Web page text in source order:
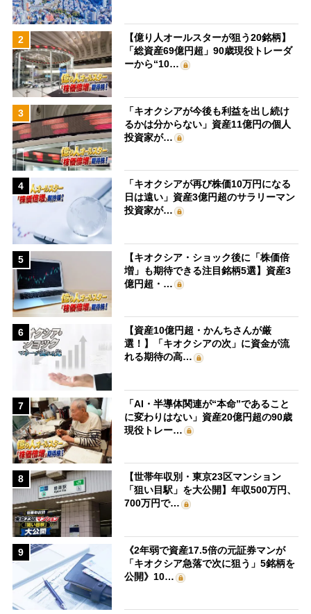
2
【億り人オールスターが狙う20銘柄】
「総資産69億円超」90歳現役トレーダ
ーから“10…
3
「キオクシアが今後も利益を出し続け
るかは分からない」資産11億円の個人
投資家が…
4
「キオクシアが再び株価10万円になる
日は遠い」資産3億円超のサラリーマン
投資家が…
5
【キオクシア・ショック後に「株価倍
増」も期待できる注目銘柄5選】資産3
億円超・…
6
【資産10億円超・かんちさんが厳
選！】「キオクシアの次」に資金が流
れる期待の高…
7
「AI・半導体関連が“本命”であること
に変わりはない」資産20億円超の90歳
現役トレー…
8
【世帯年収別・東京23区マンション
「狙い目駅」を大公開】年収500万円、
700万円で…
9
《2年弱で資産17.5倍の元証券マンが
「キオクシア急落で次に狙う」5銘柄を
公開》10…